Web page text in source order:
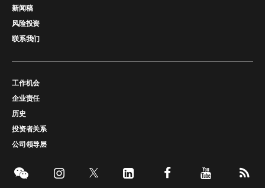
新闻稿
风险投资
联系我们
工作机会
企业责任
历史
投资者关系
公司领导层